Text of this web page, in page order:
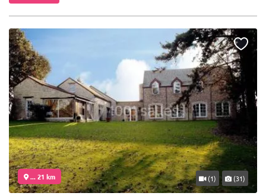
... 21 km (1) (31)